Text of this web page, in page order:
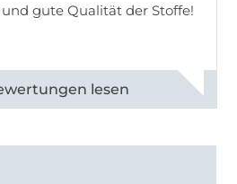
gute Qualität der Stoffe!
ansehen